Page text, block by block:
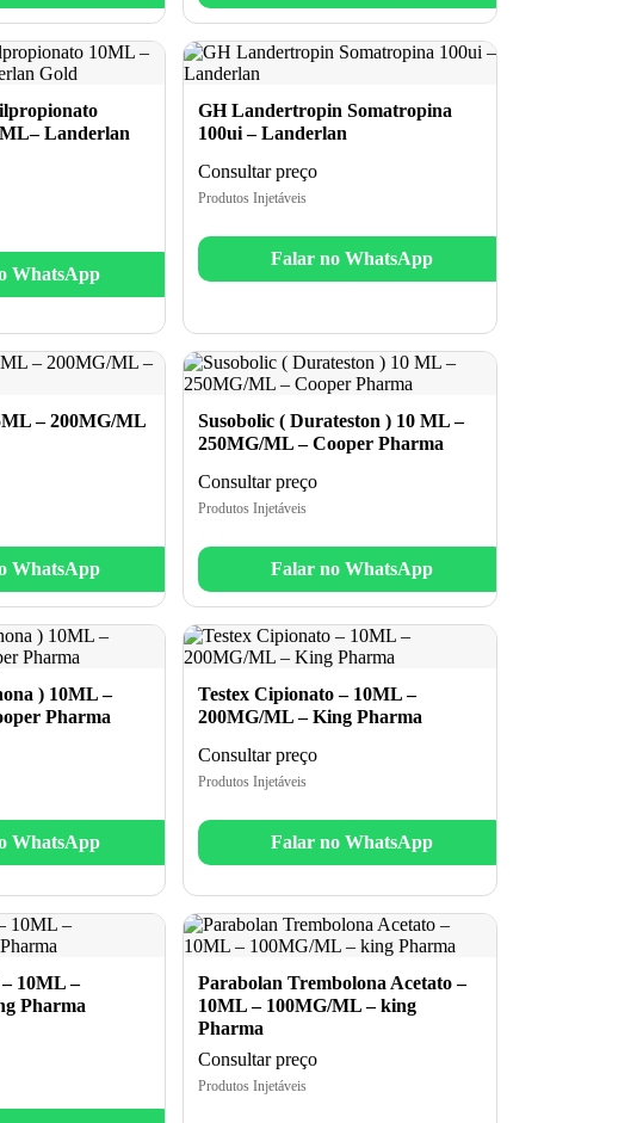
Landerlan
WhatsApp
GH Landertropin Somatropina
100ui – Landerlan
Consultar preço
Produtos Injetáveis
Falar no WhatsApp
– 200MG/ML
WhatsApp
Susobolic ( Durateston ) 10 ML –
250MG/ML – Cooper Pharma
Consultar preço
Produtos Injetáveis
Falar no WhatsApp
) 10ML –
Pharma
WhatsApp
Testex Cipionato – 10ML –
200MG/ML – King Pharma
Consultar preço
Produtos Injetáveis
Falar no WhatsApp
10ML –
Pharma
Parabolan Trembolona Acetato –
10ML – 100MG/ML – king
Pharma
Consultar preço
Produtos Injetáveis